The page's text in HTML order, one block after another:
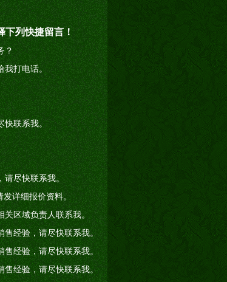
下列快捷留言！
？
我打电话。
快联系我。
请尽快联系我。
详细报价资料。
关区域负责人联系我。
售经验，请尽快联系我。
经验，请尽快联系我。
售经验，请尽快联系我。